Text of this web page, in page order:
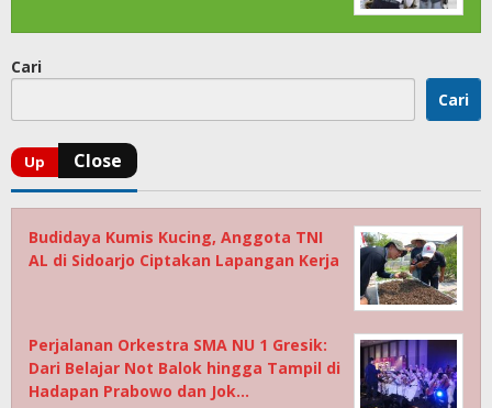
Cari
Cari
Budidaya Kumis Kucing, Anggota TNI
AL di Sidoarjo Ciptakan Lapangan Kerja
Perjalanan Orkestra SMA NU 1 Gresik:
Dari Belajar Not Balok hingga Tampil di
Hadapan Prabowo dan Jok…